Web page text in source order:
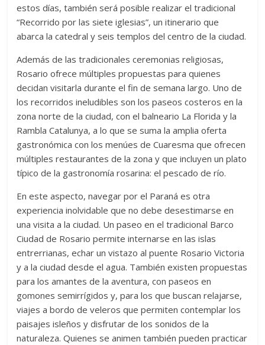
estos días, también será posible realizar el tradicional
“Recorrido por las siete iglesias”, un itinerario que
abarca la catedral y seis templos del centro de la ciudad.
Además de las tradicionales ceremonias religiosas,
Rosario ofrece múltiples propuestas para quienes
decidan visitarla durante el fin de semana largo. Uno de
los recorridos ineludibles son los paseos costeros en la
zona norte de la ciudad, con el balneario La Florida y la
Rambla Catalunya, a lo que se suma la amplia oferta
gastronómica con los menúes de Cuaresma que ofrecen
múltiples restaurantes de la zona y que incluyen un plato
típico de la gastronomía rosarina: el pescado de río.
En este aspecto, navegar por el Paraná es otra
experiencia inolvidable que no debe desestimarse en
una visita a la ciudad. Un paseo en el tradicional Barco
Ciudad de Rosario permite internarse en las islas
entrerrianas, echar un vistazo al puente Rosario Victoria
y a la ciudad desde el agua. También existen propuestas
para los amantes de la aventura, con paseos en
gomones semirrígidos y, para los que buscan relajarse,
viajes a bordo de veleros que permiten contemplar los
paisajes isleños y disfrutar de los sonidos de la
naturaleza. Quienes se animen también pueden practicar